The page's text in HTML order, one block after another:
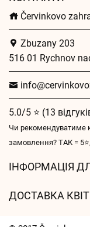
Červinkovo
Zbuzany 203
516 01 Rychnov
5.0/5 ⭐ (13
Чи рекомендуватиме
замовлення? ТАК = 5⭐,
ІНФОРМАЦІЯ
Захист
Час доставки
ДОСТАВКА